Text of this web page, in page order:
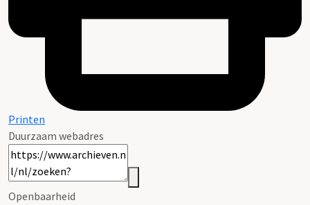
Printen
Duurzaam webadres
Openbaarheid